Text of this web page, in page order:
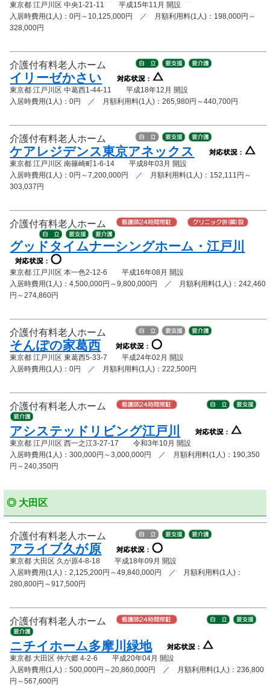
東京都 江戸川区 中央1-21-11 平成15年11月 開設
入居時費用(1人)：0円～10,125,000円 ／ 月額利用料(1人)：198,000円～
328,000円
介護付有料老人ホーム
イリーゼかさい
東京都 江戸川区 中葛西1-44-11 平成18年12月 開設
入居時費用(1人)：0円 ／ 月額利用料(1人)：265,980円～440,700円
介護付有料老人ホーム
ケアレジデンス東京アネックス
東京都 江戸川区 南篠崎町1-6-14 平成8年03月 開設
入居時費用(1人)：0円～7,200,000円 ／ 月額利用料(1人)：152,111円～
303,037円
介護付有料老人ホーム
グッドタイムナーシングホーム・江戸川
東京都 江戸川区 本一色2-12-6 平成16年08月 開設
入居時費用(1人)：4,500,000円～9,800,000円 ／ 月額利用料(1人)：242,460
円～274,860円
介護付有料老人ホーム
そんぽの家葛西
東京都 江戸川区 東葛西5-33-7 平成24年02月 開設
入居時費用(1人)：0円 ／ 月額利用料(1人)：222,500円
介護付有料老人ホーム
アシステッドリビング江戸川
東京都 江戸川区 西一之江3-27-17 令和3年10月 開設
入居時費用(1人)：300,000円～3,000,000円 ／ 月額利用料(1人)：190,350
円～240,350円
◎ 大田区
介護付有料老人ホーム
アライブ久が原
東京都 大田区 久が原4-8-18 平成18年09月 開設
入居時費用(1人)：2,125,200円～49,840,000円 ／ 月額利用料(1人)：
280,800円～917,500円
介護付有料老人ホーム
ニチイホーム多摩川緑地
東京都 大田区 仲六郷 4-2-6 平成20年04月 開設
入居時費用(1人)：500,000円～20,860,000円 ／ 月額利用料(1人)：236,800
円～567,600円